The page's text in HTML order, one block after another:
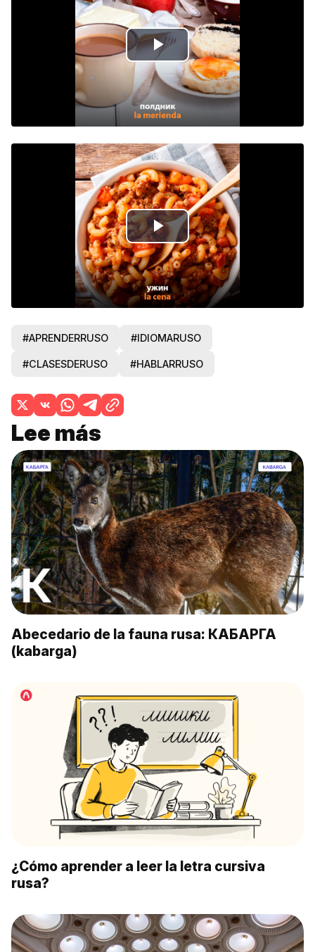
Play
Video
Play
Video
#APRENDERRUSO #IDIOMARUSO
#CLASESDERUSO #HABLARRUSO
Lee más
Abecedario de la fauna rusa: КАБАРГА
(kabarga)
¿Cómo aprender a leer la letra cursiva
rusa?